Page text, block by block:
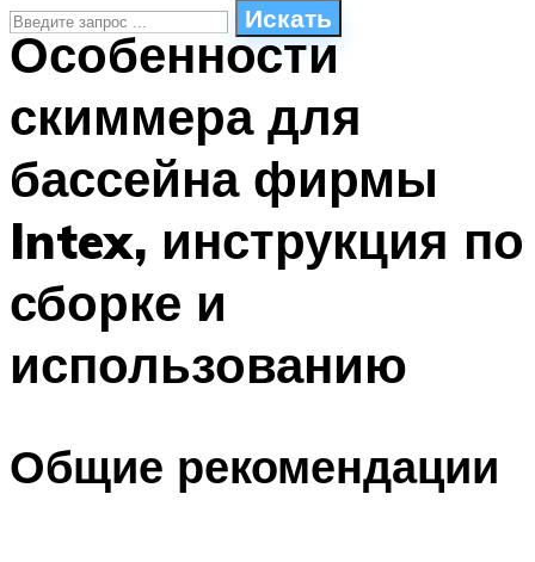
Искать
ПЛАВАНЬЕ ДЛЯ ДЕТЕЙ
БАССЕЙН ДЛЯ ДОМА
ОЧИСТКА БАССЕЙНОВ
МЕНЮ
Особенности
скиммера для
бассейна фирмы
Intex, инструкция по
сборке и
использованию
Общие рекомендации